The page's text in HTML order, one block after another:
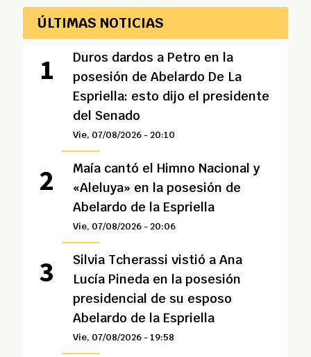
ÚLTIMAS NOTICIAS
Duros dardos a Petro en la
posesión de Abelardo De La
Espriella: esto dijo el presidente
del Senado
Vie, 07/08/2026 - 20:10
Maía cantó el Himno Nacional y
«Aleluya» en la posesión de
Abelardo de la Espriella
Vie, 07/08/2026 - 20:06
Silvia Tcherassi vistió a Ana
Lucía Pineda en la posesión
presidencial de su esposo
Abelardo de la Espriella
Vie, 07/08/2026 - 19:58